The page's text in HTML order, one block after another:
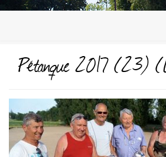
Pétanque 2017 (23)